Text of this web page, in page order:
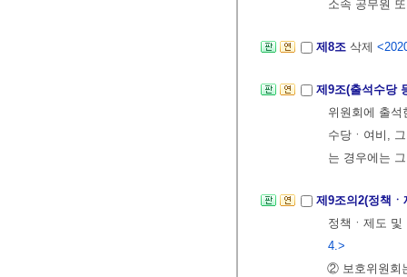
소속 공무원
제8조 삭제
제9조(출석수당
위원회에 출
수당ㆍ여비,
는 경우에는
제9조의2(정책
정책ㆍ제도
4.>
② 보호위원회